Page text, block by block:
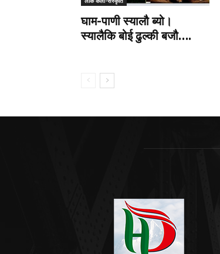
घाम-पाणी स्यालौ ब्यो।
स्यालैकि बोई ढुल्की बजौ….